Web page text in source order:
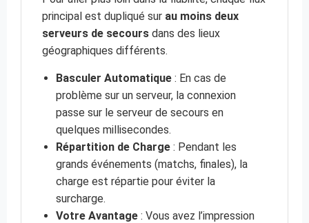
principal est dupliqué sur au moins deux
serveurs de secours dans des lieux
géographiques différents.
Basculer Automatique : En cas de
problème sur un serveur, la connexion
passe sur le serveur de secours en
quelques millisecondes.
Répartition de Charge : Pendant les
grands événements (matchs, finales), la
charge est répartie pour éviter la
surcharge.
Votre Avantage : Vous avez l’impression